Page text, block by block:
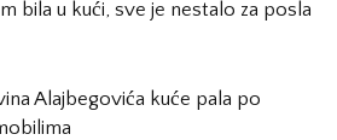
bila u kući, sve je nestalo za posla
Alajbegovića kuće pala po